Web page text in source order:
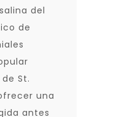
del
de
St.
una
antes